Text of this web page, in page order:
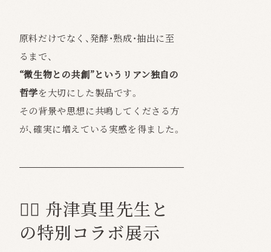
原料だけでなく、発酵・熟成・抽出に至
るまで、
“微生物との共創”というリアン独自の
哲学を大切にした製品です。
その背景や思想に共鳴してくださる方
が、確実に増えている実感を得ました。
👩‍⚕️ 舟津真里先生と
の特別コラボ展示